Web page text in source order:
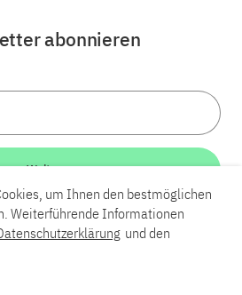
BlueskyYouTube
abonnieren
Weiter
um Ihnen den bestmöglichen
Weiterführende Informationen
und den